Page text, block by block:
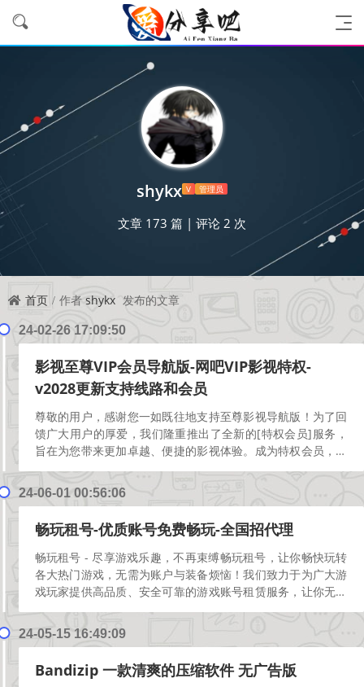
shykx V 管理员
文章 173 篇 | 评论 2 次
首页 作者 shykx 发布的文章
24-02-26 17:09:50
影视至尊VIP会员导航版-网吧VIP影视特权-
v2028更新支持线路和会员
尊敬的用户，感谢您一如既往地支持至尊影视导航版！为了回
馈广大用户的厚爱，我们隆重推出了全新的[特权会员]服务，
旨在为您带来更加卓越、便捷的影视体验。成为特权会员，您
将享受以下尊贵权益1. 无广告畅享：告别烦人的广告骚...[阅
读更多]
24-06-01 00:56:06
畅玩租号-优质账号免费畅玩-全国招代理
畅玩租号 - 尽享游戏乐趣，不再束缚畅玩租号，让你畅快玩转
各大热门游戏，无需为账户与装备烦恼！我们致力于为广大游
戏玩家提供高品质、安全可靠的游戏账号租赁服务，让你无需
再为积攒金币、升级装备而苦恼，随时随地畅快游戏！为...[阅
读更多]
24-05-15 16:49:09
Bandizip 一款清爽的压缩软件 无广告版